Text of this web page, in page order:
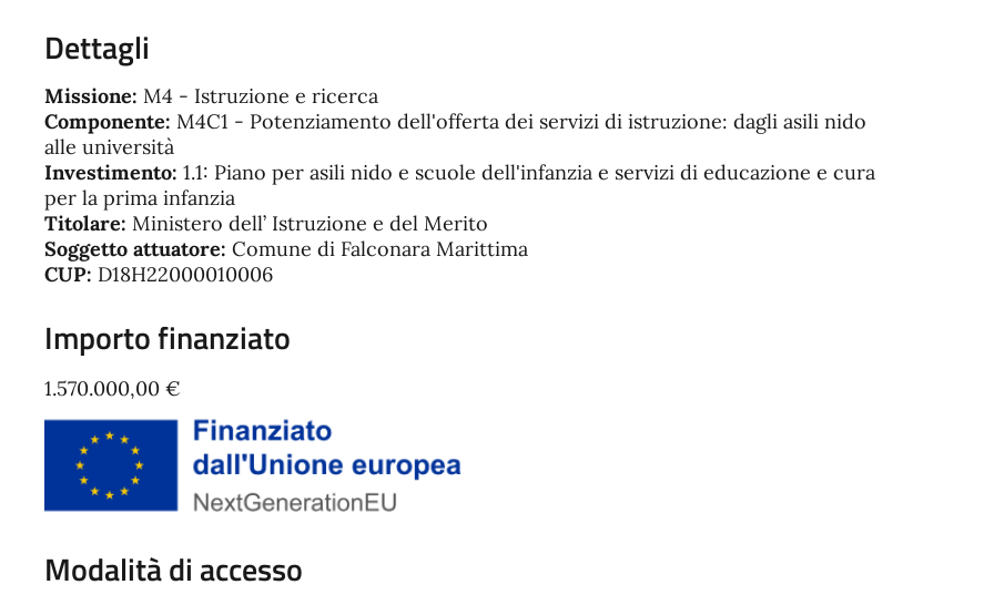
Dettagli
Missione: M4 - Istruzione e ricerca
Componente: M4C1 - Potenziamento dell'offerta dei servizi di istruzione: dagli asili nido
alle università
Investimento: 1.1: Piano per asili nido e scuole dell'infanzia e servizi di educazione e cura
per la prima infanzia
Titolare: Ministero dell’ Istruzione e del Merito
Soggetto attuatore: Comune di Falconara Marittima
CUP: D18H22000010006
Importo finanziato
1.570.000,00 €
Modalità di accesso